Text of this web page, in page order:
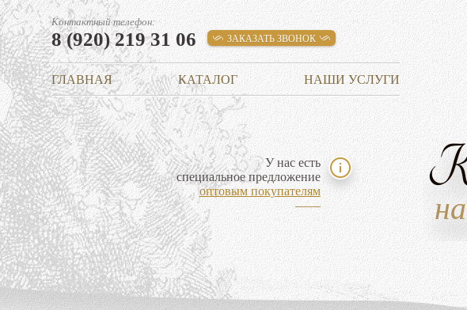
Контактный телефон:
8 (920) 219 31 06 ЗАКАЗАТЬ ЗВОНОК
ГЛАВНАЯ КАТАЛОГ НАШИ УСЛУГИ
У нас есть
специальное предложение
оптовым покупателям